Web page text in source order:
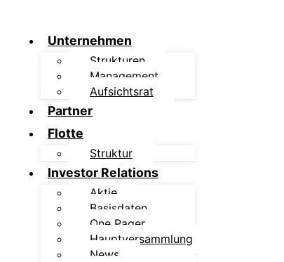
Unternehmen
Strukturen
Management
Aufsichtsrat
Partner
Flotte
Struktur
Investor Relations
Aktie
Basisdaten
One Pager
Hauptversammlung
News